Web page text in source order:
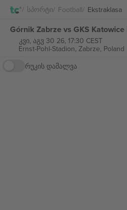
Სპორტი Football Ekstraklasa
კვი, აგვ 30 26, 17:30 CEST
Ernst-Pohl-Stadion, Zabrze, Poland
რუკის დამალვა